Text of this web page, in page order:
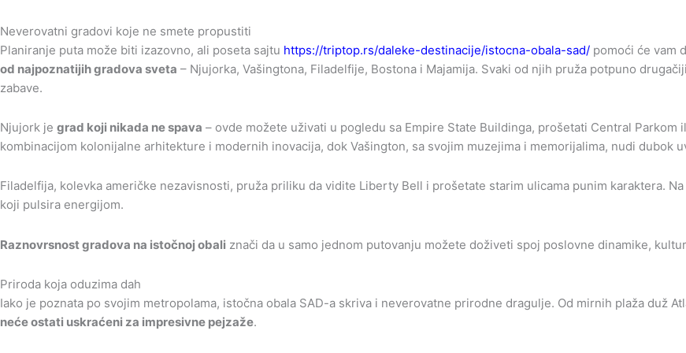
Neverovatni gradovi koje ne smete propustiti
Planiranje puta može biti izazovno, ali poseta sajtu https://triptop.rs/daleke-destinacije/istocna-obala-sad/ pomoći će vam
od najpoznatijih gradova sveta – Njujorka, Vašingtona, Filadelfije, Bostona i Majamija. Svaki od njih pruža potpuno
zabave.
Njujork je grad koji nikada ne spava – ovde možete uživati u pogledu sa Empire State Buildinga, prošetati Central
kombinacijom kolonijalne arhitekture i modernih inovacija, dok Vašington, sa svojim muzejima i memorijalima, nudi dubok
Filadelfija, kolevka američke nezavisnosti, pruža priliku da vidite Liberty Bell i prošetate starim ulicama punim karaktera.
koji pulsira energijom.
Raznovrsnost gradova na istočnoj obali znači da u samo jednom putovanju možete doživeti spoj poslovne dinamike,
Priroda koja oduzima dah
Iako je poznata po svojim metropolama, istočna obala SAD-a skriva i neverovatne prirodne dragulje. Od mirnih plaža duž
neće ostati uskraćeni za impresivne pejzaže.